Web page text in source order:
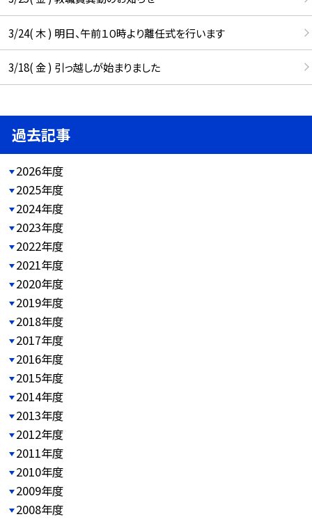
3/24( 木 ) 明日、午前１０時より離任式を行います
3/18( 金 ) 引っ越しが始まりました
過去記事
2026年度
2025年度
2024年度
2023年度
2022年度
2021年度
2020年度
2019年度
2018年度
2017年度
2016年度
2015年度
2014年度
2013年度
2012年度
2011年度
2010年度
2009年度
2008年度